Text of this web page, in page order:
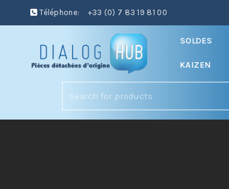
Téléphone: +33 (0) 7 83 19 81 00
SOLDES
KAIZEN
for: